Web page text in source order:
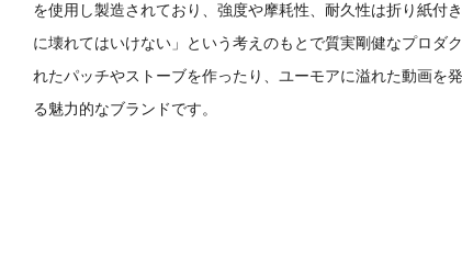
を使用し製造されており、強度や摩耗性、耐久性は折り紙付
に壊れてはいけない」という考えのもとで質実剛健なプロダ
れたパッチやストーブを作ったり、ユーモアに溢れた動画を
る魅力的なブランドです。